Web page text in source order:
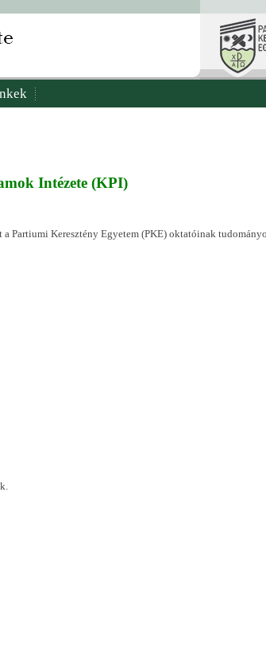
Intézete (KPI)
Keresztény Egyetem (PKE) oktatóinak